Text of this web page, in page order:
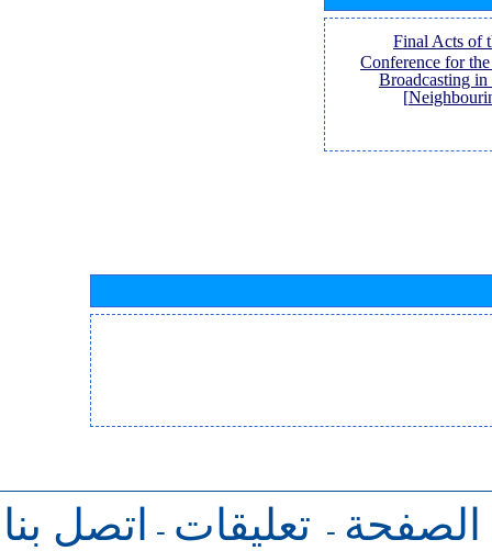
[Final Acts of
Conference for
Broadcasting
الصفحة - تعليقات -
اتصل بنا